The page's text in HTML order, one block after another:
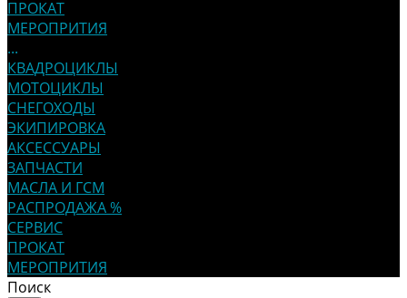
ПРОКАТ
МЕРОПРИТИЯ
...
КВАДРОЦИКЛЫ
МОТОЦИКЛЫ
СНЕГОХОДЫ
ЭКИПИРОВКА
АКСЕССУАРЫ
ЗАПЧАСТИ
МАСЛА И ГСМ
РАСПРОДАЖА %
СЕРВИС
ПРОКАТ
МЕРОПРИТИЯ
Поиск